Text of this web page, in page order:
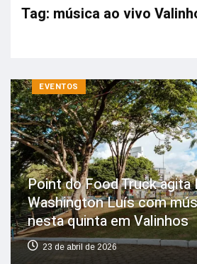
Tag: música ao vivo
EVENTOS
Point do Food Truck agita
Washington Luís com
nesta quinta em Valinhos
23 de abril de 2026